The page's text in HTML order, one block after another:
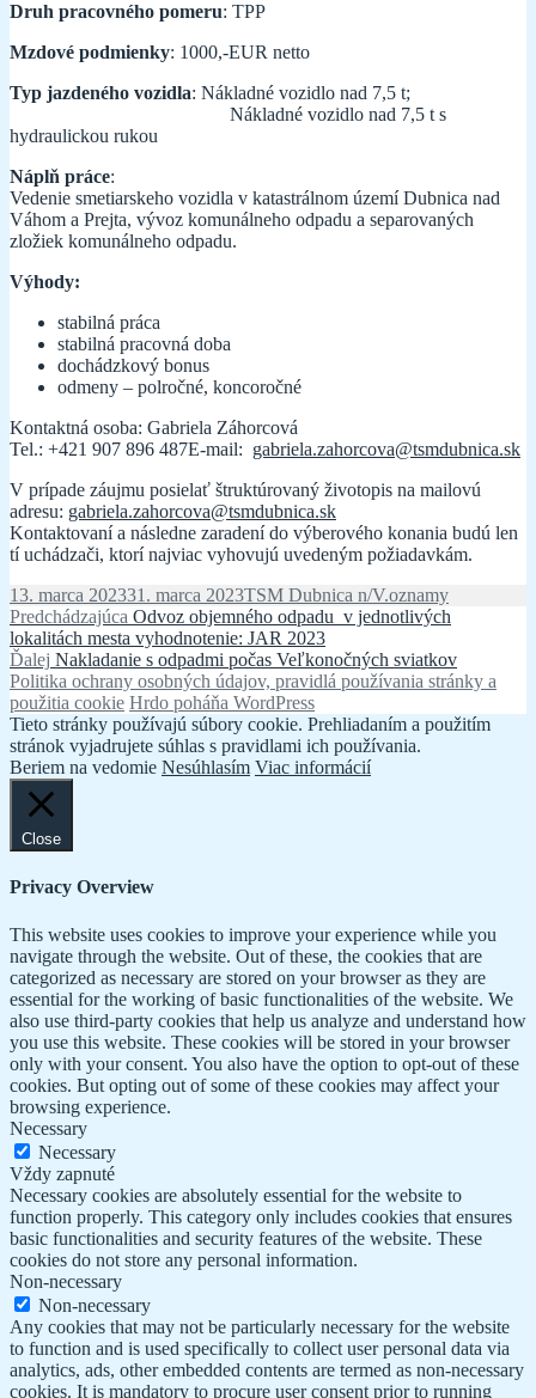
Druh pracovného pomeru: TPP
Mzdové podmienky: 1000,-EUR netto
Typ jazdeného vozidla: Nákladné vozidlo nad 7,5 t;
Nákladné vozidlo nad 7,5 t s
hydraulickou rukou
Náplň práce:
Vedenie smetiarskeho vozidla v katastrálnom území Dubnica nad
Váhom a Prejta, vývoz komunálneho odpadu a separovaných
zložiek komunálneho odpadu.
Výhody:
stabilná práca
stabilná pracovná doba
dochádzkový bonus
odmeny – polročné, koncoročné
Kontaktná osoba: Gabriela Záhorcová
Tel.: +421 907 896 487E-mail: gabriela.zahorcova@tsmdubnica.sk
V prípade záujmu posielať štruktúrovaný životopis na mailovú
adresu: gabriela.zahorcova@tsmdubnica.sk
Kontaktovaní a následne zaradení do výberového konania budú len
tí uchádzači, ktorí najviac vyhovujú uvedeným požiadavkám.
Publikované
13. marca 202331. marca 2023Autor
TSM Dubnica n/V.Kategórie
oznamy
Navigácia
v
článku
Predchádzajúca Predchádzajúci
článok:
Odvoz objemného odpadu v jednotlivých
lokalitách mesta vyhodnotenie: JAR 2023
Ďalej Ďalší
článok:
Nakladanie s odpadmi počas Veľkonočných sviatkov
Politika ochrany osobných údajov, pravidlá používania stránky a
použitia cookie Hrdo poháňa WordPress
Tieto stránky používajú súbory cookie. Prehliadaním a použitím
stránok vyjadrujete súhlas s pravidlami ich používania.
Beriem na vedomie Nesúhlasím Viac informácií
Close
Privacy Overview
This website uses cookies to improve your experience while you
navigate through the website. Out of these, the cookies that are
categorized as necessary are stored on your browser as they are
essential for the working of basic functionalities of the website. We
also use third-party cookies that help us analyze and understand how
you use this website. These cookies will be stored in your browser
only with your consent. You also have the option to opt-out of these
cookies. But opting out of some of these cookies may affect your
browsing experience.
Necessary
Necessary
Vždy zapnuté
Necessary cookies are absolutely essential for the website to
function properly. This category only includes cookies that ensures
basic functionalities and security features of the website. These
cookies do not store any personal information.
Non-necessary
Non-necessary
Any cookies that may not be particularly necessary for the website
to function and is used specifically to collect user personal data via
analytics, ads, other embedded contents are termed as non-necessary
cookies. It is mandatory to procure user consent prior to running